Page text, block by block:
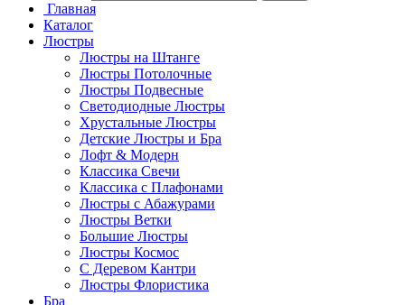
Главная
Каталог
Люстры
Люстры на Штанге
Люстры Потолочные
Люстры Подвесные
Светодиодные Люстры
Хрустальные Люстры
Детские Люстры и Бра
Лофт & Модерн
Классика Свечи
Классика с Плафонами
Люстры с Абажурами
Люстры Ветки
Большие Люстры
Люстры Космос
С Деревом Кантри
Люстры Флористика
Бра